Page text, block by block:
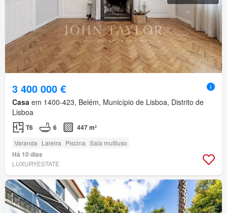
3 400 000 €
Casa em 1400-423, Belém, Município de Lisboa, Distrito de
Lisboa
T6 6 447 m²
Varanda Lareira Piscina Sala multiuso
Há 10 dias
LUXURYESTATE